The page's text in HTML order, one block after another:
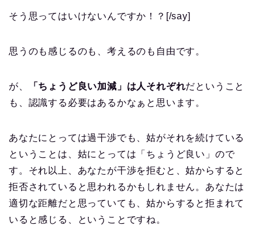
そう思ってはいけないんですか！？[/say]
思うのも感じるのも、考えるのも自由です。
が、 「ちょうど良い加減」は人それぞれだということ
も、認識する必要はあるかなぁと思います。
あなたにとっては過干渉でも、姑がそれを続けている
ということは、姑にとっては「ちょうど良い」ので
す。それ以上、あなたが干渉を拒むと、姑からすると
拒否されていると思われるかもしれません。あなたは
適切な距離だと思っていても、姑からすると拒まれて
いると感じる、ということですね。